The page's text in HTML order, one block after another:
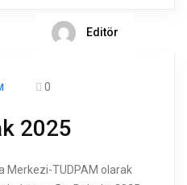
Editör
0
2025
Merkezi-TUDPAM olarak